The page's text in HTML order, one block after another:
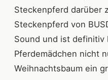
Steckenpferd darüber
Steckenpferd von
Sound und ist definitiv
Pferdemädchen nicht
Weihnachtsbaum ein